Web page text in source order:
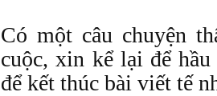
Có một câu chuyện
cuộc, xin kể lại để
để kết thúc bài viết tế